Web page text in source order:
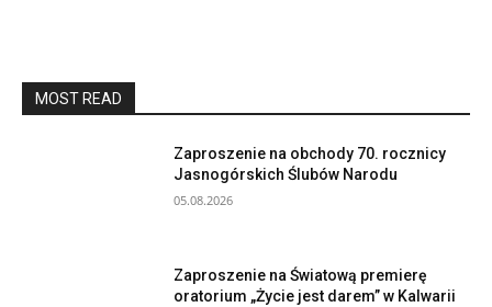
MOST READ
Zaproszenie na obchody 70. rocznicy
Jasnogórskich Ślubów Narodu
05.08.2026
Zaproszenie na Światową premierę
oratorium „Życie jest darem” w Kalwarii